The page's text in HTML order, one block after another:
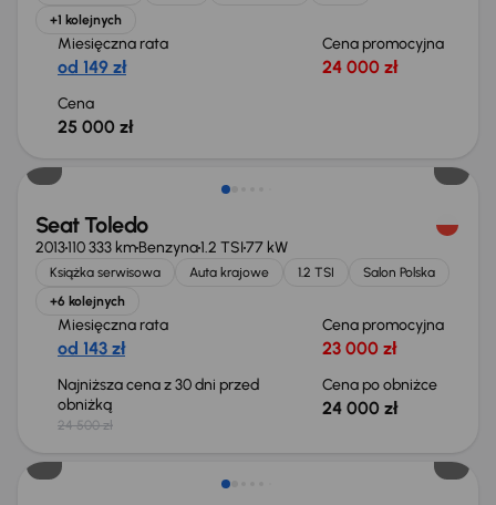
+1 kolejnych
Miesięczna rata
od 149 zł
Cena promocyjna
24 000 zł
Cena
25 000 zł
Taniej o 500 zł
Seat Toledo
2013110 333 kmBenzyna1.2 TSI77 kW
Książka serwisowa Auta krajowe 1.2 TSI
Salon Polska
+6 kolejnych
Miesięczna rata
od 143 zł
Cena promocyjna
23 000 zł
Najniższa cena z 30 dni przed
obniżką
24 500 zł
Cena po obniżce
24 000 zł